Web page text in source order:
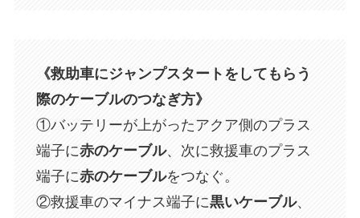
《救助車にジャンプスタートをしてもらう
際のケーブルのつなぎ方》
①バッテリーが上がったアクア側のプラス
端子に赤のケーブル、次に救援車のプラス
端子に赤のケーブルをつなぐ。
②救援車のマイナス端子に黒いケーブル、